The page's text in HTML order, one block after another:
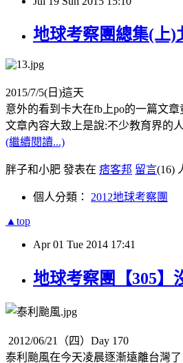
地球考察團總集(上)
2015/7/5(日)這天
意外的看到卡大在fb上po的一篇文
文章內容大致上是說:不少教育界的
(繼續閱讀...)
胖子和小肥 發表在 痞客邦 留言(16)
個人分類： 2012地球考察團
▲top
Apr 01 Tue 2014 17:41
地球考察團【305】
2012/06/21（四）Day 170
泰利颱風在今天凌晨逐漸遠離台灣了